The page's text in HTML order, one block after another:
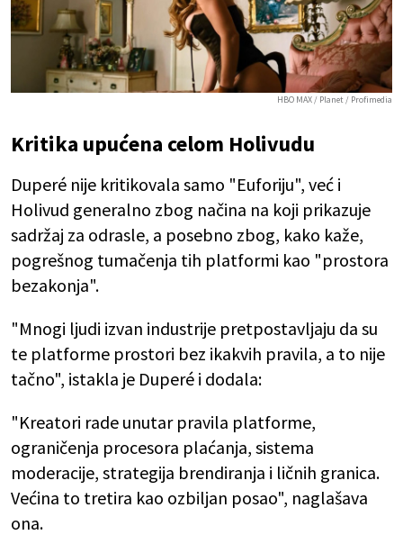
HBO MAX / Planet / Profimedia
Kritika upućena celom Holivudu
Duperé nije kritikovala samo "Euforiju", već i
Holivud generalno zbog načina na koji prikazuje
sadržaj za odrasle, a posebno zbog, kako kaže,
pogrešnog tumačenja tih platformi kao "prostora
bezakonja".
"Mnogi ljudi izvan industrije pretpostavljaju da su
te platforme prostori bez ikakvih pravila, a to nije
tačno", istakla je Duperé i dodala:
"Kreatori rade unutar pravila platforme,
ograničenja procesora plaćanja, sistema
moderacije, strategija brendiranja i ličnih granica.
Većina to tretira kao ozbiljan posao", naglašava
ona.